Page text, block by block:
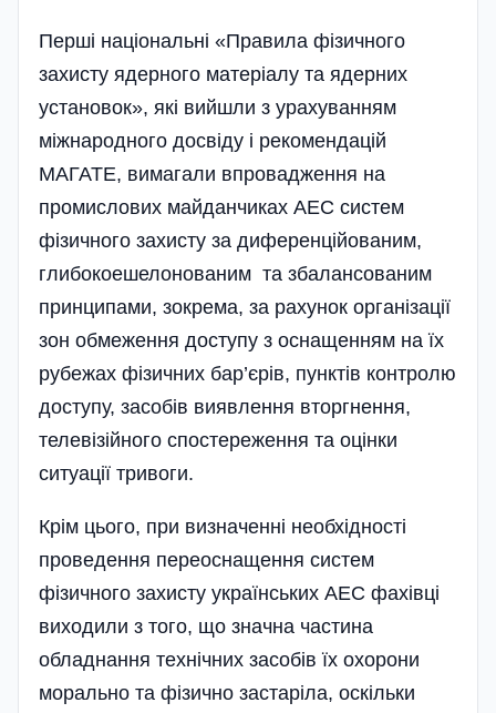
Перші національні «Правила фізичного
захисту ядерного матеріалу та ядерних
установок», які вийшли з урахуванням
міжнародного досвіду і рекомендацій
МАГАТЕ, вимагали впровадження на
промислових майданчиках АЕС систем
фізичного захисту за диференційованим,
глибокоешелонованим та збалансованим
принципами, зокрема, за рахунок організації
зон обмеження доступу з оснащенням на їх
рубежах фізичних бар’єрів, пунктів контролю
доступу, засобів виявлення вторгнення,
телевізійного спостереження та оцінки
ситуації тривоги.
Крім цього, при визначенні необхідності
проведення переоснащення систем
фізичного захисту україн­ських АЕС фахівці
виходили з того, що значна частина
обладнання технічних засобів їх охорони
морально та фізично застаріла, оскільки